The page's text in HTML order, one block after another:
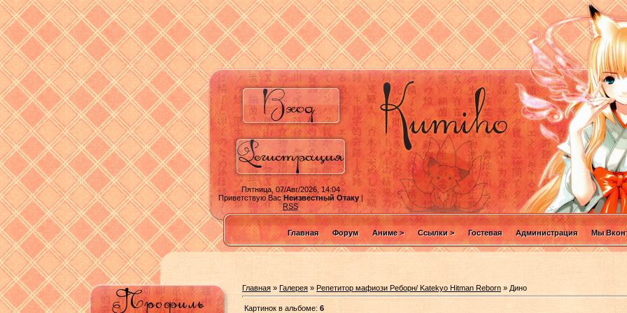
Пятница, 07/Авг/2026, 14:04
Приветствую ВасНеизвестный Отаку|
RSS
Главная Форум Аниме > Ссылки > Гостевая Администрация Мы
Главная »Галерея » Репетитор мафиози Реборн/ Katekyo Hitman Reborn » Дино
Картинок в альбоме: 6